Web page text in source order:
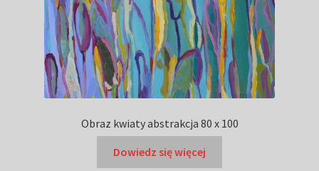
Obraz kwiaty abstrakcja 80 x 100
Dowiedz się więcej